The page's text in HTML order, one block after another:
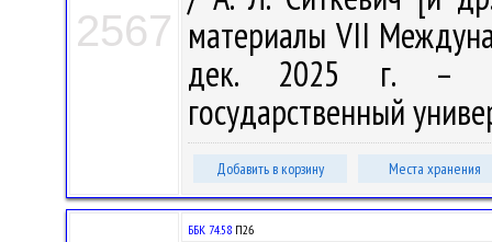
2567 материалы VII
дек. 2025 г. –
государственный
Добавить в корзину Места хранения
ББК 74.58 П26